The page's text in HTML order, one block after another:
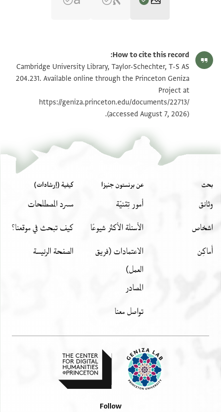
T-S AS 204.231 1v تكبير و تدوير
بيان أذونات الصورة
How to cite this record:
Cambridge University Library, Taylor-Schechter, T-S AS
204.231. Available online through the Princeton Geniza
Project at
https://geniza.princeton.edu/documents/22713/
(accessed August 7, 2026).
بحث
وثائق
اشخاص
أَماكِن
عن برنستون جنيزا
أمور تِقنيّة
الأسئلة الأكثر شيوعًا
الاعتمادات (فريق
العمل)
المصادر
تواصل معنا
كيفية (إرشادات)
مسرد المصطلحات
كيف تبحث في موقعنا؟
الصفحة الرئيسة
Follow